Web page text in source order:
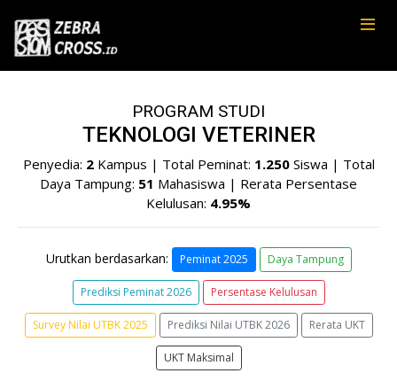
PROGRAM STUDI
TEKNOLOGI VETERINER
Penyedia: 2Kampus | Total Peminat: 1.250Siswa | Total
Daya Tampung: 51 Mahasiswa | Rerata Persentase
Kelulusan: 4.95%
Urutkan berdasarkan: Peminat 2025 Daya Tampung
Prediksi Peminat 2026 Persentase Kelulusan
Survey Nilai UTBK 2025 Prediksi Nilai UTBK 2026 Rerata UKT
UKT Maksimal